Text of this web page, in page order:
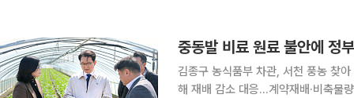
중동발 비료 원료 불안에 정
김종구 농식품부 차관, 서천 풍농 찾
해 재배 감소 대응…계약재배·비축물량도 확대 중동발 비료 원료 수급 불안이 커